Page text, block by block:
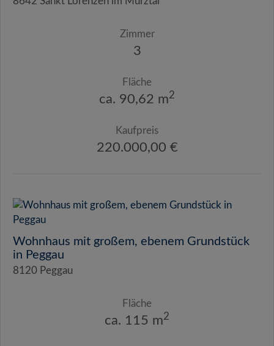
Zimmer
3
Fläche
ca. 90,62 m2
Kaufpreis
220.000,00 €
Wohnhaus mit großem, ebenem Grundstück
in Peggau
8120 Peggau
Fläche
ca. 115 m2